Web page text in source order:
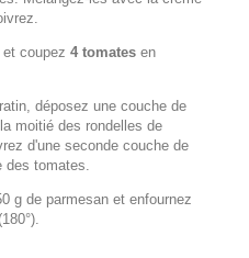
coupez 4 tomates en
déposez une couche de
moitié des rondelles de
d'une seconde couche de
des tomates.
g de parmesan et enfournez